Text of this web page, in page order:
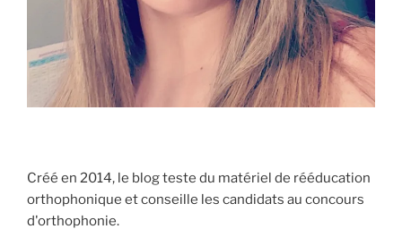
Créé en 2014, le blog teste du matériel de rééducation
orthophonique et conseille les candidats au concours
d'orthophonie.